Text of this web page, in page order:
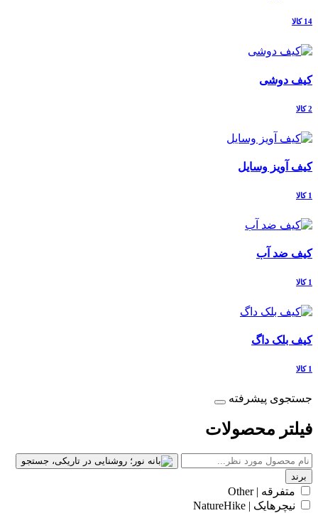
14 کالا
کیف دوشی
2 کالا
کیف آویز وسایل
1 کالا
کیف ضد آب
1 کالا
کیف بلک داگ
1 کالا
جستجوی پیشرفته
فیلتر محصولات
برند
متفرقه | Other
نیچرهایک | NatureHike